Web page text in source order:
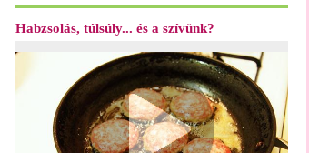
Habzsolás, túlsúly... és a szívünk?